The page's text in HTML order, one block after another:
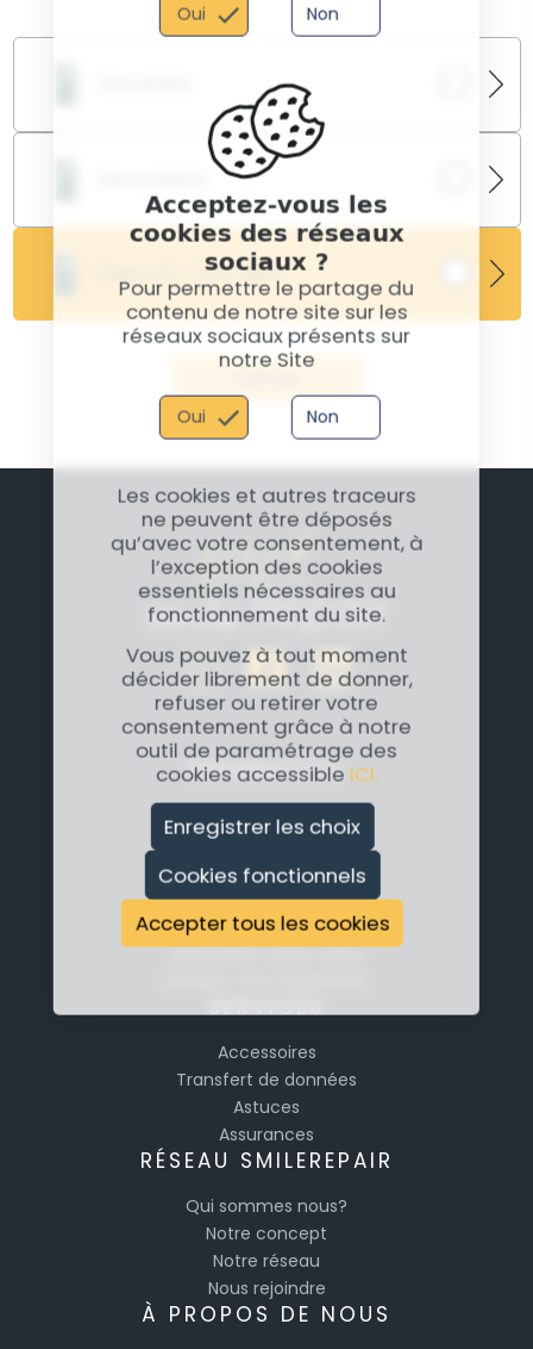
Oui Non
Acceptez-vous les
cookies des réseaux
sociaux ?
Pour permettre le partage du
contenu de notre site sur les
réseaux sociaux présents sur
notre Site
Oui Non
Les cookies et autres traceurs
ne peuvent être déposés
qu’avec votre consentement, à
l’exception des cookies
essentiels nécessaires au
fonctionnement du site.
Vous pouvez à tout moment
décider librement de donner,
refuser ou retirer votre
consentement grâce à notre
outil de paramétrage des
cookies accessible ICI.
Enregistrer les choix
Cookies fonctionnels
Accepter tous les cookies
Redonnez au HONOR 60 sa finition lisse et premium
grâce à notre remplacement de vitre arrière.
Esthétique et protection garanties.
Un contact avec l’eau peut être fatal pour votre
appareil. Nous nettoyons et stabilisons les
composants pour prolonger la vie du HONOR 60.
Diagnostic Carte Mère
RÉPARATION
Réparation Apple
Réparation Samsung
Réparation Huawei
Smartphones
Tablettes
Réparation carte mère
SERVICES
Accessoires
Transfert de données
Astuces
Assurances
RÉSEAU SMILEREPAIR
Qui sommes nous?
Notre concept
Notre réseau
Nous rejoindre
À PROPOS DE NOUS